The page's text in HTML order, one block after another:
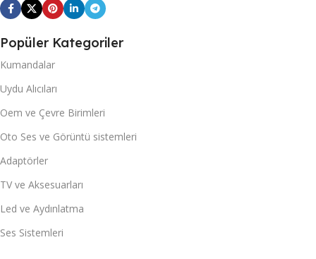
Popüler Kategoriler
Kumandalar
Uydu Alıcıları
Oem ve Çevre Birimleri
Oto Ses ve Görüntü sistemleri
Adaptörler
TV ve Aksesuarları
Led ve Aydınlatma
Ses Sistemleri